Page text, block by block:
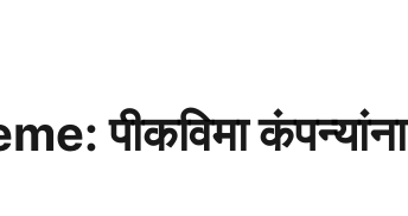
पीकविमा कंपन्यांना